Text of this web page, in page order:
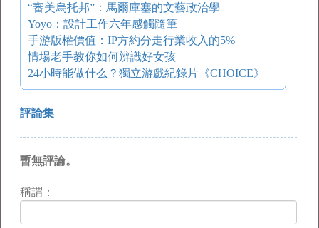
“審美烏托邦”：馬爾庫塞的文藝政治學
Yoyo：設計工作六年感觸隨筆
手游版權價值：IP方約分走行業收入的5%
情場老手教你如何辨識好女孩
24小時能做什么？獨立游戲紀錄片《CHOICE》
評論集
暫無評論。
稱謂：